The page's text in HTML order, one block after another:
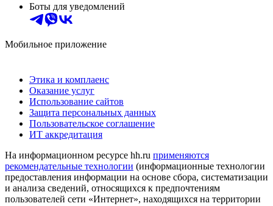
Боты для уведомлений
Мобильное приложение
Этика и комплаенс
Оказание услуг
Использование сайтов
Защита персональных данных
Пользовательское соглашение
ИТ аккредитация
На информационном ресурсе hh.ru применяются
рекомендательные технологии (информационные технологии
предоставления информации на основе сбора, систематизации
и анализа сведений, относящихся к предпочтениям
пользователей сети «Интернет», находящихся на территории